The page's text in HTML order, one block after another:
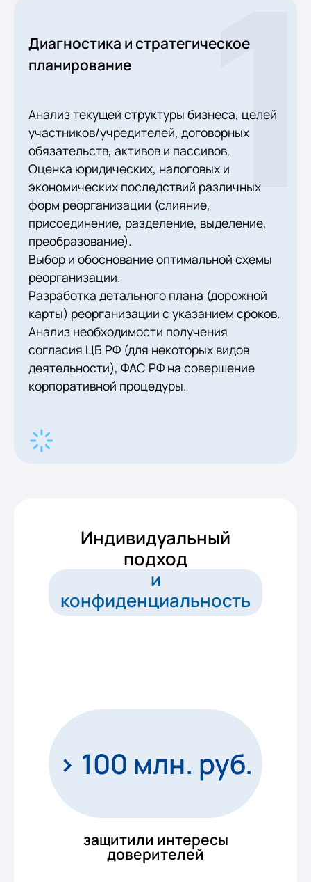
Диагностика и стратегическое
планирование
Анализ текущей структуры бизнеса, целей
участников/учредителей, договорных
обязательств, активов и пассивов.
Оценка юридических, налоговых и
экономических последствий различных
форм реорганизации (слияние,
присоединение, разделение, выделение,
преобразование).
Выбор и обоснование оптимальной схемы
реорганизации.
Разработка детального плана (дорожной
карты) реорганизации с указанием сроков.
Анализ необходимости получения
согласия ЦБ РФ (для некоторых видов
деятельности), ФАС РФ на совершение
корпоративной процедуры.
Индивидуальный
подход
и
конфиденциальность
> 100 млн. руб.
защитили интересы
доверителей